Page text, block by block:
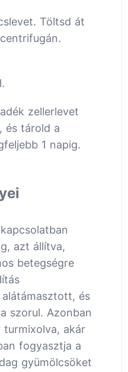
Töltsd át
zellerlevet
és tárold a
1 napig.
azt állítva,
betegségre
és
szorul. Azonban
turmixolva, akár
fogyasztja a
gyümölcsöket